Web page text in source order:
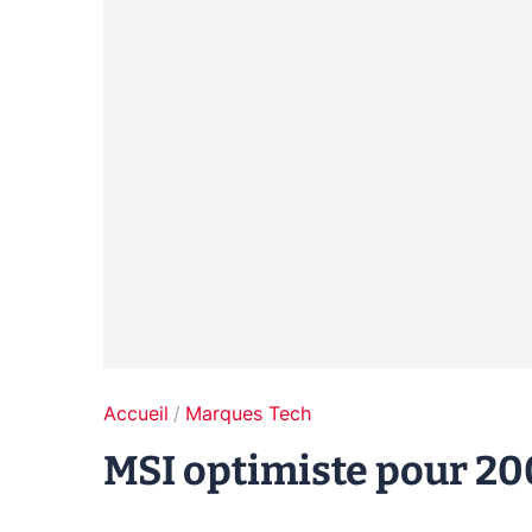
Accueil Marques Tech
MSI optimiste pour